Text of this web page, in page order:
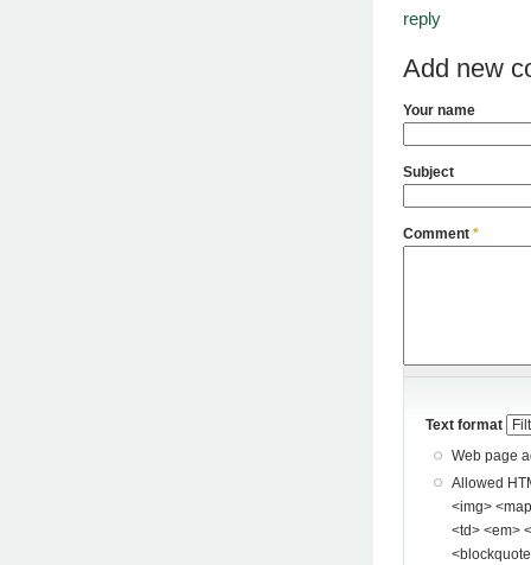
reply
Add new
Your name
Subject
Comment *
Text format
Web page
Allowed HTML tags: <a> <p> <span> <div>
<img> <map> <area> <hr> <br>
<td> <em> <b> <u> <i>
<blockquote> <pre>